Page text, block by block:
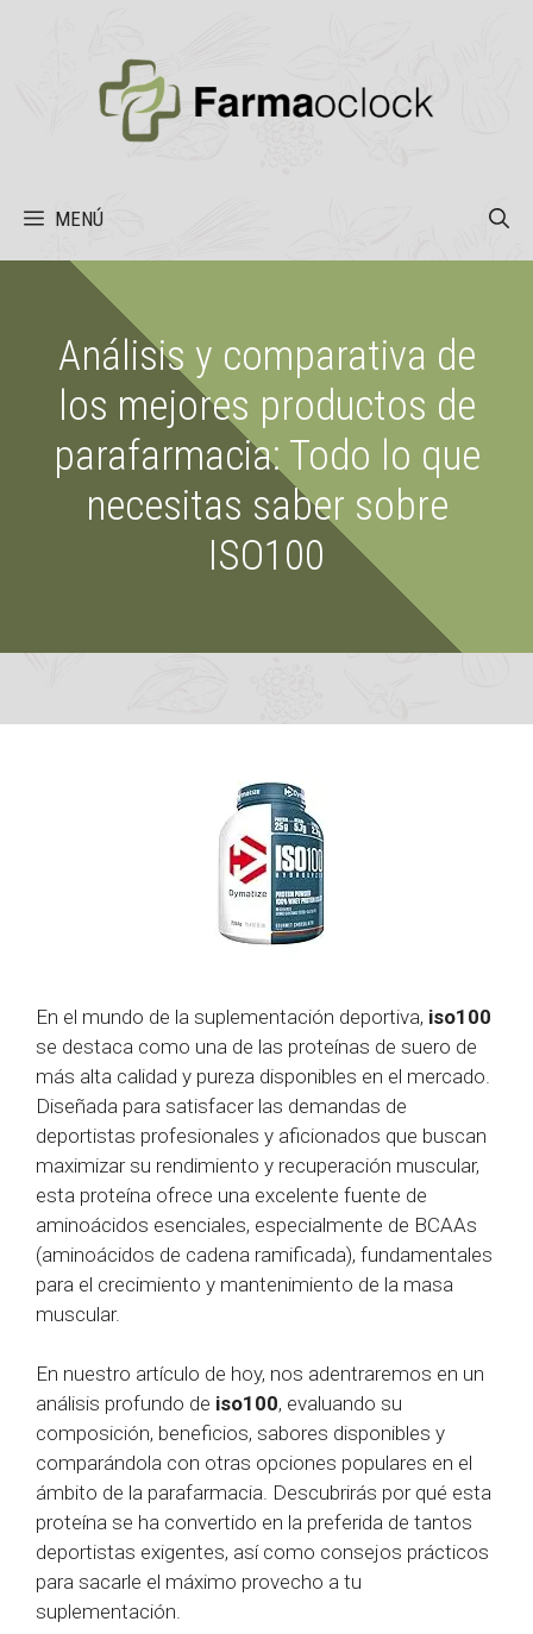
MENÚ
Análisis y comparativa de
los mejores productos de
parafarmacia: Todo lo que
necesitas saber sobre
ISO100
En el mundo de la suplementación deportiva, iso100
se destaca como una de las proteínas de suero de
más alta calidad y pureza disponibles en el mercado.
Diseñada para satisfacer las demandas de
deportistas profesionales y aficionados que buscan
maximizar su rendimiento y recuperación muscular,
esta proteína ofrece una excelente fuente de
aminoácidos esenciales, especialmente de BCAAs
(aminoácidos de cadena ramificada), fundamentales
para el crecimiento y mantenimiento de la masa
muscular.
En nuestro artículo de hoy, nos adentraremos en un
análisis profundo de iso100, evaluando su
composición, beneficios, sabores disponibles y
comparándola con otras opciones populares en el
ámbito de la parafarmacia. Descubrirás por qué esta
proteína se ha convertido en la preferida de tantos
deportistas exigentes, así como consejos prácticos
para sacarle el máximo provecho a tu
suplementación.